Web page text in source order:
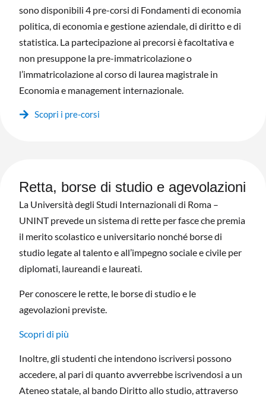
sono disponibili 4 pre-corsi di Fondamenti di economia
politica, di economia e gestione aziendale, di diritto e di
statistica. La partecipazione ai precorsi è facoltativa e
non presuppone la pre-immatricolazione o
l’immatricolazione al corso di laurea magistrale in
Economia e management internazionale.
Scopri i pre-corsi
Retta, borse di studio e agevolazioni
La Università degli Studi Internazionali di Roma –
UNINT prevede un sistema di rette per fasce che premia
il merito scolastico e universitario nonché borse di
studio legate al talento e all’impegno sociale e civile per
diplomati, laureandi e laureati.
Per conoscere le rette, le borse di studio e le
agevolazioni previste.
Scopri di più
Inoltre, gli studenti che intendono iscriversi possono
accedere, al pari di quanto avverrebbe iscrivendosi a un
Ateneo statale, al bando Diritto allo studio, attraverso